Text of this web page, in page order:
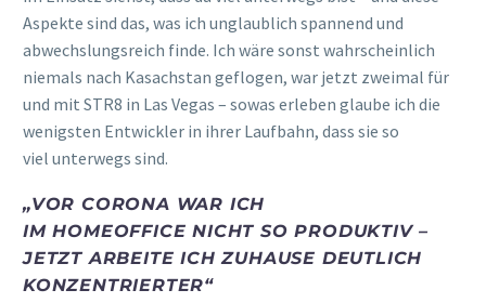
Aspekte sind das, was ich unglaublich spannend und
abwechslungsreich finde. Ich wäre sonst wahrscheinlich
niemals nach Kasachstan geflogen, war jetzt zweimal für
und mit STR8 in Las Vegas – sowas erleben glaube ich die
wenigsten Entwickler in ihrer Laufbahn, dass sie so
viel unterwegs sind.
„VOR CORONA WAR ICH
IMHOMEOFFICE NICHT SO PRODUKTIV–
JETZTARBEITEICHZUHAUSE DEUTLICH
KONZENTRIERTER“